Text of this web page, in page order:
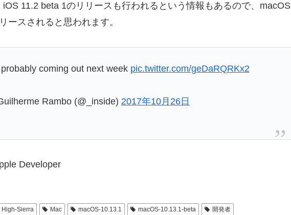
11.2 beta 1のリリースも行われるという情報もあるので、macOS
ースされると思われます。
coming out next week pic.twitter.com/geDaRQRKx2
Rambo (@_inside) 2017年10月26日
Developer
High-Sierra Mac macOS-10.13.1 macOS-10.13.1-beta 開発者